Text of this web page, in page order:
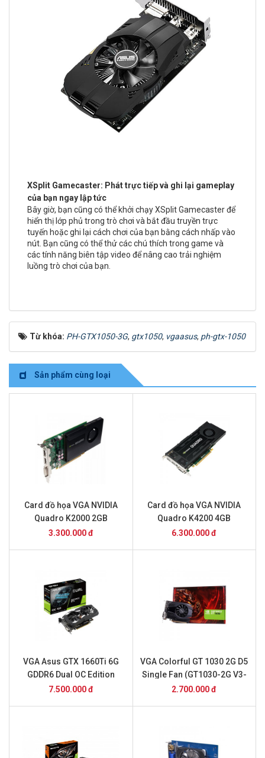
XSplit Gamecaster: Phát trực tiếp và ghi lại gameplay
của bạn ngay lập tức
Bây giờ, bạn cũng có thể khởi chạy XSplit Gamecaster để
hiển thị lớp phủ trong trò chơi và bắt đầu truyền trực
tuyến hoặc ghi lại cách chơi của bạn bằng cách nhấp vào
nút. Bạn cũng có thể thử các chú thích trong game và
các tính năng biên tập video để nâng cao trải nghiệm
luồng trò chơi của bạn
Từ khóa: PH-GTX1050-3G, gtx1050, vgaasus, ph-gtx-1050
Sản phẩm cùng loại
Card đồ họa VGA NVIDIA
Quadro K2000 2GB
3.300.000 đ
Card đồ họa VGA NVIDIA
Quadro K4200 4GB
6.300.000 đ
VGA Asus GTX 1660Ti 6G
GDDR6 Dual OC Edition
(DUAL-GTX1660TI-O6G)
7.500.000 đ
VGA Colorful GT 1030 2G D5
Single Fan (GT1030-2G V3-
V)
2.700.000 đ